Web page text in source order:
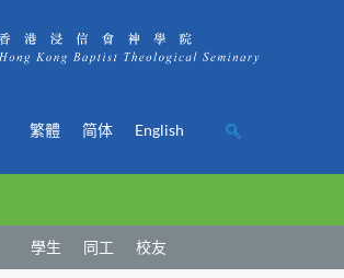
繁體 简体 English
學生 同工 校友